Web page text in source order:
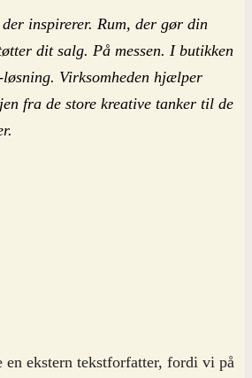
inspirerer. Rum, der gør din
dit salg. På messen. I butikken
Virksomheden hjælper
fra de store kreative tanker til de
en ekstern tekstforfatter, fordi vi på